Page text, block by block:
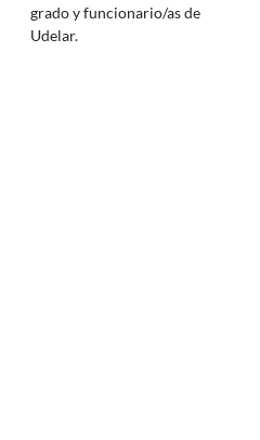
grado y funcionario/as de
Udelar.